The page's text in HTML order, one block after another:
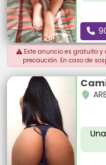
Este anuncio es gratuito y
precaución. En caso de